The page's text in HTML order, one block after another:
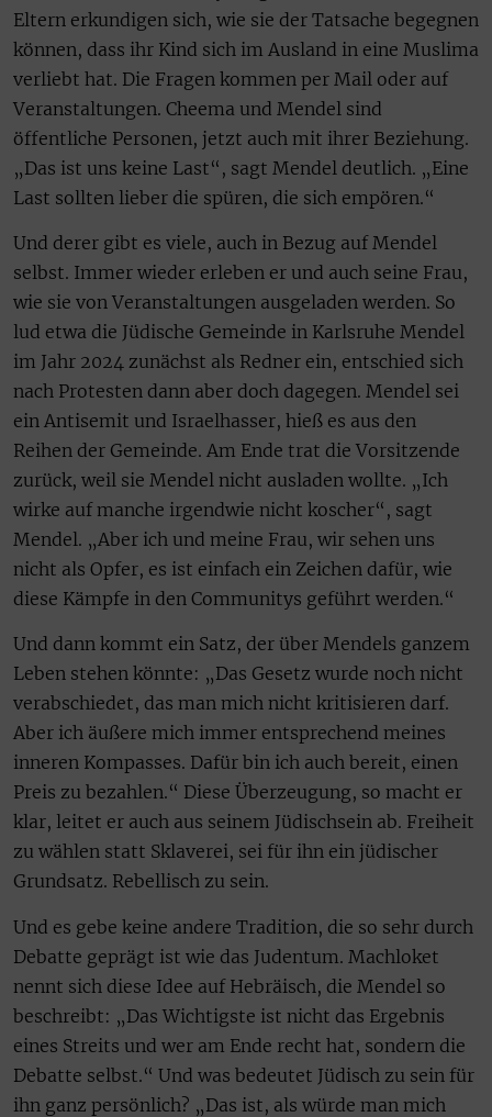
Eltern erkundigen sich, wie sie der Tatsache begegnen
können, dass ihr Kind sich im Ausland in eine Muslima
verliebt hat. Die Fragen kommen per Mail oder auf
Veranstaltungen. Cheema und Mendel sind
öffentliche Personen, jetzt auch mit ihrer Beziehung.
„Das ist uns keine Last“, sagt Mendel deutlich. „Eine
Last sollten lieber die spüren, die sich empören.“
Und derer gibt es viele, auch in Bezug auf Mendel
selbst. Immer wieder erleben er und auch seine Frau,
wie sie von Veranstaltungen ausgeladen werden. So
lud etwa die Jüdische Gemeinde in Karlsruhe Mendel
im Jahr 2024 zunächst als Redner ein, entschied sich
nach Protesten dann aber doch dagegen. Mendel sei
ein Antisemit und Israelhasser, hieß es aus den
Reihen der Gemeinde. Am Ende trat die Vorsitzende
zurück, weil sie Mendel nicht ausladen wollte. „Ich
wirke auf manche irgendwie nicht koscher“, sagt
Mendel. „Aber ich und meine Frau, wir sehen uns
nicht als Opfer, es ist einfach ein Zeichen dafür, wie
diese Kämpfe in den Communitys geführt werden.“
Und dann kommt ein Satz, der über Mendels ganzem
Leben stehen könnte: „Das Gesetz wurde noch nicht
verabschiedet, das man mich nicht kritisieren darf.
Aber ich äußere mich immer entsprechend meines
inneren Kompasses. Dafür bin ich auch bereit, einen
Preis zu bezahlen.“ Diese Überzeugung, so macht er
klar, leitet er auch aus seinem Jüdischsein ab. Freiheit
zu wählen statt Sklaverei, sei für ihn ein jüdischer
Grundsatz. Rebellisch zu sein.
Und es gebe keine andere Tradition, die so sehr durch
Debatte geprägt ist wie das Judentum. Machloket
nennt sich diese Idee auf Hebräisch, die Mendel so
beschreibt: „Das Wichtigste ist nicht das Ergebnis
eines Streits und wer am Ende recht hat, sondern die
Debatte selbst.“ Und was bedeutet Jüdisch zu sein für
ihn ganz persönlich? „Das ist, als würde man mich